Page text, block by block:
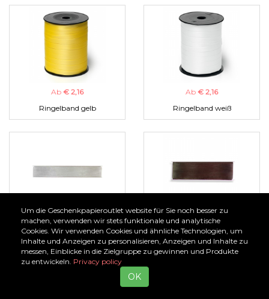
Ab € 2,16
Ringelband gelb
Ab € 2,16
Ringelband weiß
Ab€ 1,00
Organzaband silber
Ab€ 1,00
Organzaband braun
Um die Geschenkpapieroutlet website für Sie noch besser zu
machen, verwenden wir stets funktionale und analytische
Cookies. Wir verwenden Cookies und ähnliche Technologien, um
Inhalte und Anzeigen zu personalisieren, Anzeigen und Inhalte zu
messen, Einblicke in die Zielgruppe zu gewinnen und Produkte
zu entwickeln. Privacy policy
OK